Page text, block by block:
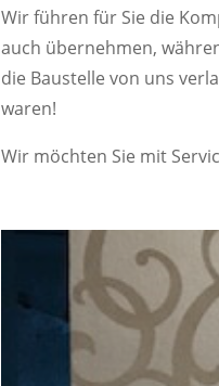
Wir führen für Sie die
auch übernehmen,
die Baustelle von uns
waren!
Wir möchten Sie mit